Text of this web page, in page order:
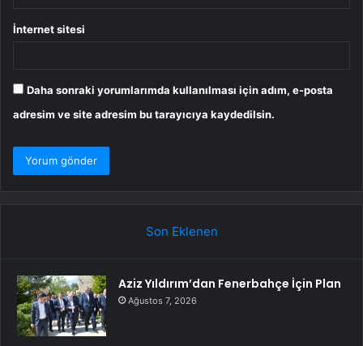
İnternet sitesi
Daha sonraki yorumlarımda kullanılması için adım, e-posta
adresim ve site adresim bu tarayıcıya kaydedilsin.
Son Eklenen
Aziz Yıldırım’dan Fenerbahçe İçin Plan
Ağustos 7, 2026